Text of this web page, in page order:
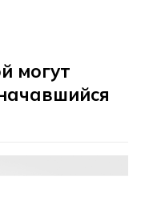
могут